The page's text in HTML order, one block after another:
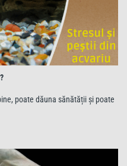
poate dăuna sănătății și poate